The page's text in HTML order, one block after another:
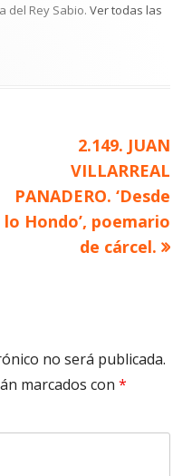
del Rey Sabio. Ver todas las
Artículo
siguiente
2.149. JUAN
VILLARREAL
PANADERO. ‘Desde
lo Hondo’, poemario
de cárcel.
no será publicada.
marcados con *